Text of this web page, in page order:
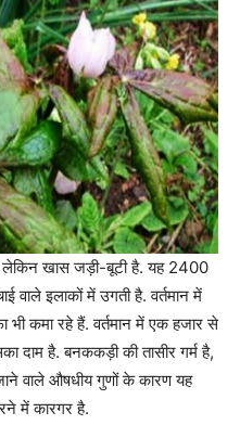
लेकिन खास जड़ी-बूटी है. यह 2400
इलाकों में उगती है. वर्तमान में
कमा रहे हैं. वर्तमान में एक हजार से
दाम है. बनककड़ी की तासीर गर्म है,
वाले औषधीय गुणों के कारण यह
में कारगर है.